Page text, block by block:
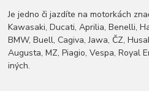
Je jedno či jazdíte na motorkách
Kawasaki, Ducati, Aprilia, Benelli,
BMW, Buell, Cagiva, Jawa, ČZ,
Augusta, MZ, Piagio, Vespa, Royal
iných.